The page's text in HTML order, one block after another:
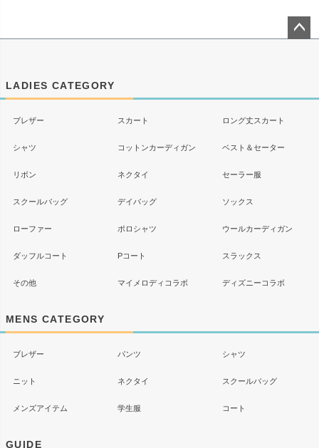
LADIES CATEGORY
ブレザー スカート ロング丈スカート
シャツ コットンカーディガン ベスト＆セーター
リボン ネクタイ セーラー服
スクールバッグ デイバッグ ソックス
ローファー ポロシャツ ウールカーディガン
ダッフルコート Pコート スラックス
その他 マイメロディコラボ ディズニーコラボ
MENS CATEGORY
ブレザー パンツ シャツ
ニット ネクタイ スクールバッグ
メンズアイテム 学生服 コート
GUIDE